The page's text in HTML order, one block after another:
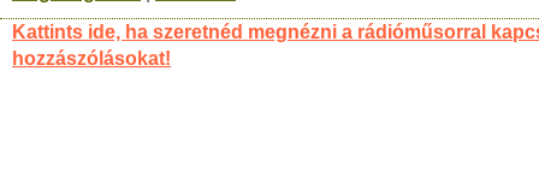
Kattints ide, ha szeretnéd megnézni a rádióműsorral
hozzászólásokat!